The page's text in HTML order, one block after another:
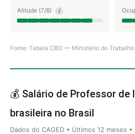
Atitude (7/8) i
Fonte: Tabela CBO — Ministério do
💰 Salário de Professor de
brasileira no Brasil
Dados do CAGED • Últimos 12 meses •